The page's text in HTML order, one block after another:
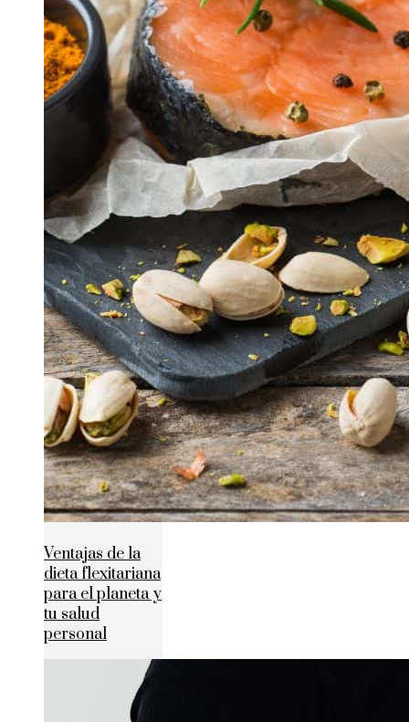
Ventajas de la
dieta flexitariana
para el planeta y
tu salud
personal